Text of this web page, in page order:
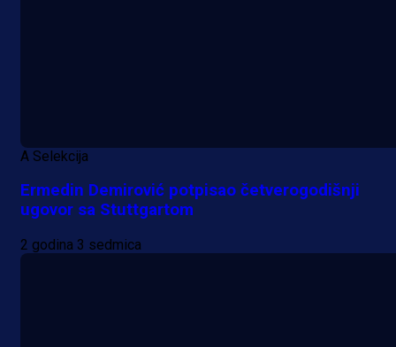
A Selekcija
Ermedin Demirović potpisao četverogodišnji
ugovor sa Stuttgartom
2 godina 3 sedmica